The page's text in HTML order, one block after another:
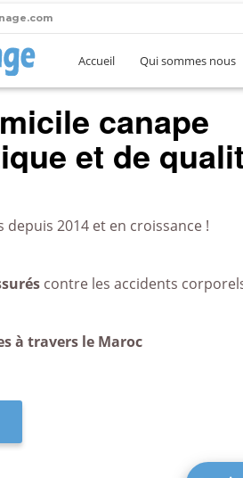
Accueil Qui sommes nous
canape
et de
depuis 2014 et en croissance !
contre les accidents
à travers le Maroc